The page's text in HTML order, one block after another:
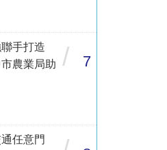
手打造
農業局助
/ 7
通任意門